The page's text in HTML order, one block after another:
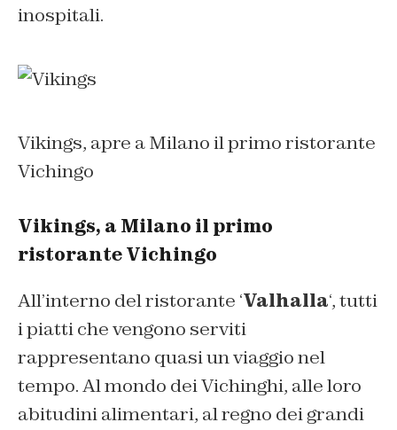
inospitali.
Vikings, apre a Milano il primo ristorante
Vichingo
Vikings, a Milano il primo
ristorante Vichingo
All’interno del ristorante ‘Valhalla‘, tutti
i piatti che vengono serviti
rappresentano quasi un viaggio nel
tempo. Al mondo dei Vichinghi, alle loro
abitudini alimentari, al regno dei grandi